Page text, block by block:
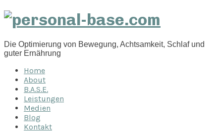
personal-
base.com
Die Optimierung von Bewegung, Achtsamkeit, Schlaf und
guter Ernährung
Home
About
B.A.S.E.
Leistungen
Medien
Blog
Kontakt